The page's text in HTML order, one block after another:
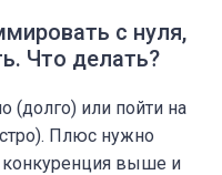
с нуля,
Что делать?
(долго) или пойти на
Плюс нужно
конкуренция выше и